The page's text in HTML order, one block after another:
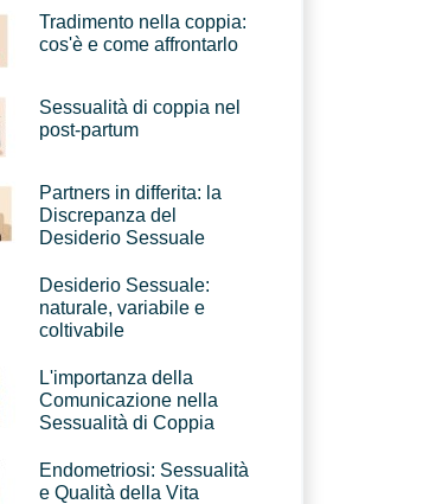
Tradimento nella coppia:
cos'è e come affrontarlo
Sessualità di coppia nel
post-partum
Partners in differita: la
Discrepanza del
Desiderio Sessuale
Desiderio Sessuale:
naturale, variabile e
coltivabile
L'importanza della
Comunicazione nella
Sessualità di Coppia
Endometriosi: Sessualità
e Qualità della Vita